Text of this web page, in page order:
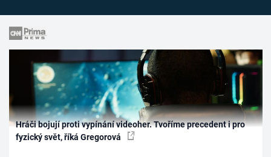
Hráči bojují proti vypínání videoher. Tvoříme precedent i pro
fyzický svět, říká Gregorová